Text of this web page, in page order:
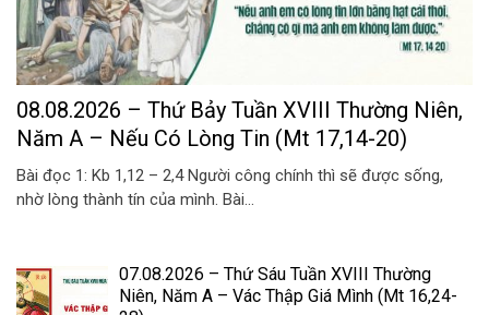
08.08.2026 – Thứ Bảy Tuần XVIII Thường Niên,
Năm A – Nếu Có Lòng Tin (Mt 17,14-20)
Bài đọc 1: Kb 1,12 – 2,4 Người công chính thì sẽ được sống,
nhờ lòng thành tín của mình. Bài...
07.08.2026 – Thứ Sáu Tuần XVIII Thường
Niên, Năm A – Vác Thập Giá Mình (Mt 16,24-